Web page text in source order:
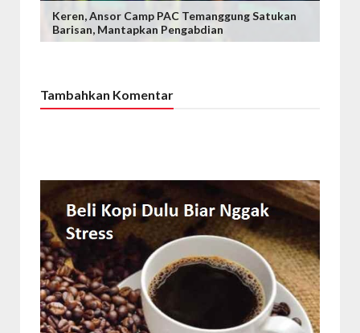
Keren, ‎Ansor Camp PAC Temanggung Satukan
Barisan, Mantapkan Pengabdian
Tambahkan Komentar